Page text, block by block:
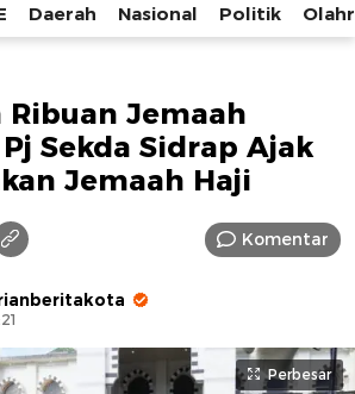
Detil, Sudut, dan Cerita Kota
Daerah Nasional Politik
Jemaah
Sekda Sidrap Ajak
Jemaah Haji
Komentar
Perbesar